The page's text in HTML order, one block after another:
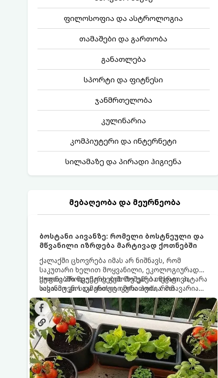
ფილოსოფია და ასტროლოგია
თამაშები და გართობა
განათლება
სპორტი და ფიტნესი
ჯანმრთელობა
კულინარია
კომპიუტერი და ინტერნეტი
სილამაზე და პირადი ჰიგიენა
მებაღეობა და მეურნეობა
ბოსტანი აივანზე: რომელი ბოსტნეული და
მწვანილი იზრდება მარტივად ქოთნებში
ქალაქში ცხოვრება იმას არ ნიშნავს, რომ
საკუთარი ხელით მოყვანილი, ეკოლოგიურად
სუფთა პროდუქტის გემოზე უარი თქვათ. პატარა
აივანიც კი საკმარისია იმისათვის, რომ
მოიწყოთ მინი-ბოსტანი, საიდანაც
ყოველდღიურად ახალ, არომატულ მწვანილსა
და ბოსტნეულს მოკრეფთ.
ქოთნებში მცენარეების მოშენება მარტივი,
სასიამოვნო და ესთეტიკური ჰობია. მთავარია
იცოდეთ, რომელი კულტურები ეგუებიან
ქოთნის პირობებს ყველაზე კარგად და როგორ
მოუაროთ მათ სწორად.